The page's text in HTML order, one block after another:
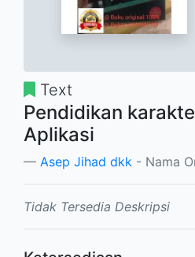
Text
Pendidikan
Aplikasi
Asep Jihad dkk - Nama
Tidak Tersedia Deskripsi